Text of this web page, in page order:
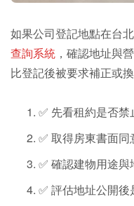
如果公司登記地點在台
查詢系統 ，確認地址與
比登記後被要求補正或換
✅ 先看租約是否禁
✅ 取得房東書面同
✅ 確認建物用途與
✅ 評估地址公開後